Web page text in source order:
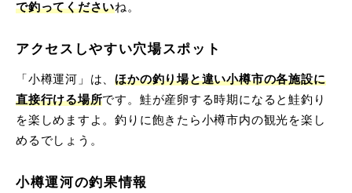
で釣ってくださいね。
アクセスしやすい穴場スポット
「小樽運河」は、ほかの釣り場と違い小樽市の各施設に
直接行ける場所です。鮭が産卵する時期になると鮭釣り
を楽しめますよ。釣りに飽きたら小樽市内の観光を楽し
めるでしょう。
小樽運河の釣果情報